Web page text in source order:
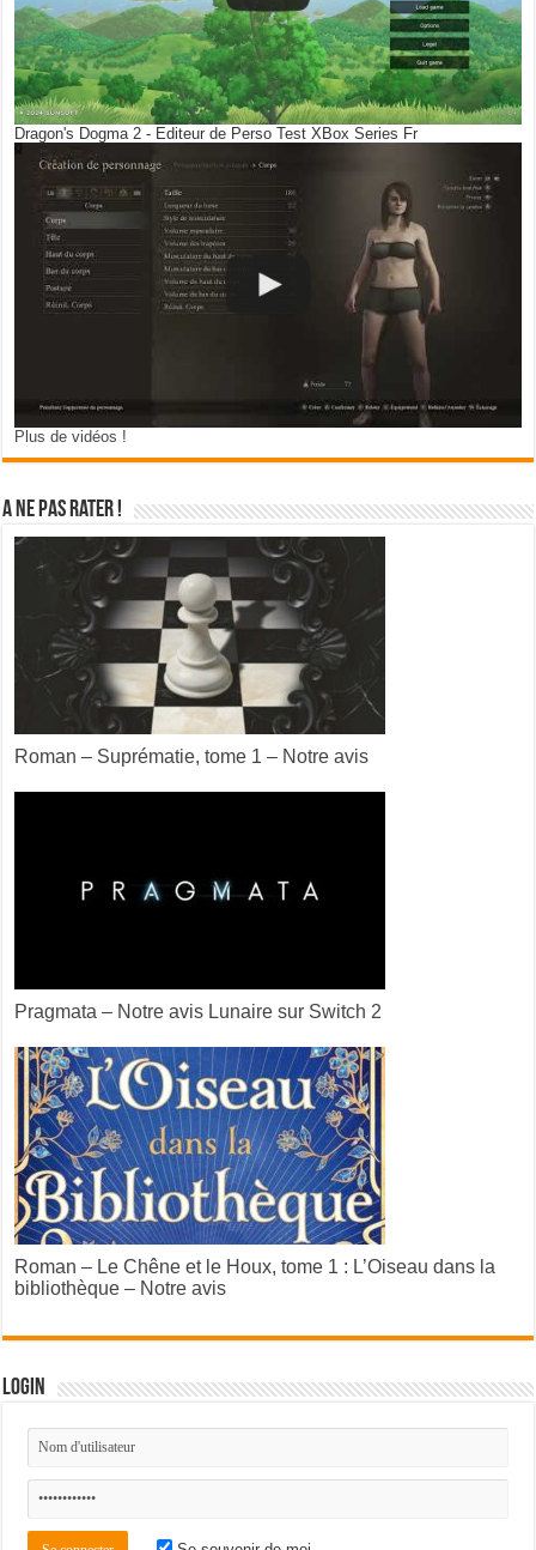
Dragon's Dogma 2 - Editeur de Perso Test XBox Series Fr
Plus de vidéos !
A ne pas rater !
Roman – Suprématie, tome 1 – Notre avis
Pragmata – Notre avis Lunaire sur Switch 2
Roman – Le Chêne et le Houx, tome 1 : L’Oiseau dans la
bibliothèque – Notre avis
Login